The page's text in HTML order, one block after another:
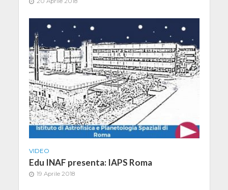
VIDEO
Edu INAF presenta: IAPS Roma
19 Aprile 2018